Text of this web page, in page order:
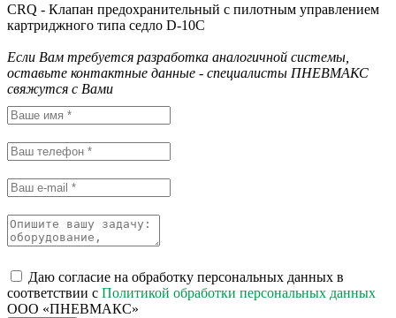
CRQ - Клапан предохранительный с пилотным управлением
картриджного типа седло D-10C
Если Вам требуется разработка аналогичной системы,
оставьте контактные данные - специалисты ПНЕВМАКС
свяжутся с Вами
Даю согласие на обработку персональных данных в
соответствии с Политикой обработки персональных данных
ООО «ПНЕВМАКС»